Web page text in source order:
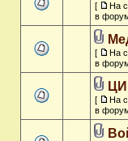
[ На
в
[ На
в
[ На
в